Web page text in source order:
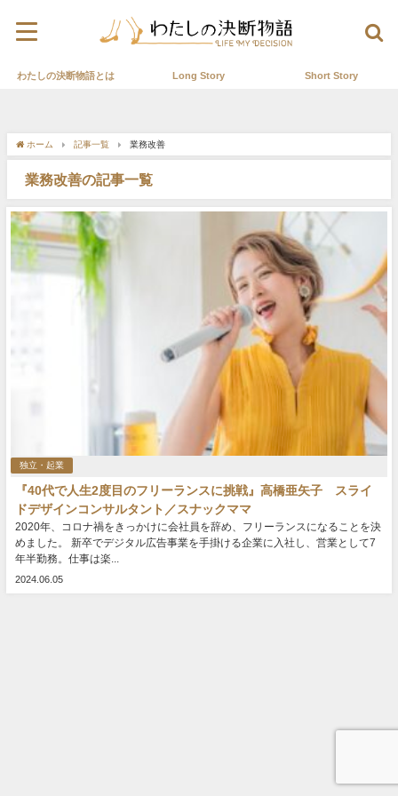
わたしの決断物語とは Long Story Short Story
ホーム 記事一覧 業務改善
業務改善の記事一覧
独立・起業
『40代で人生2度目のフリーランスに挑戦』高橋亜矢子 スライ
ドデザインコンサルタント／スナックママ
2020年、コロナ禍をきっかけに会社員を辞め、フリーランスになることを決
めました。 新卒でデジタル広告事業を手掛ける企業に入社し、営業として7
年半勤務。仕事は楽...
2024.06.05